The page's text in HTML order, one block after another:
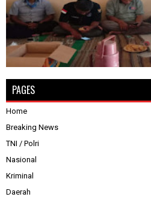
PAGES
Home
Breaking News
TNI / Polri
Nasional
Kriminal
Daerah